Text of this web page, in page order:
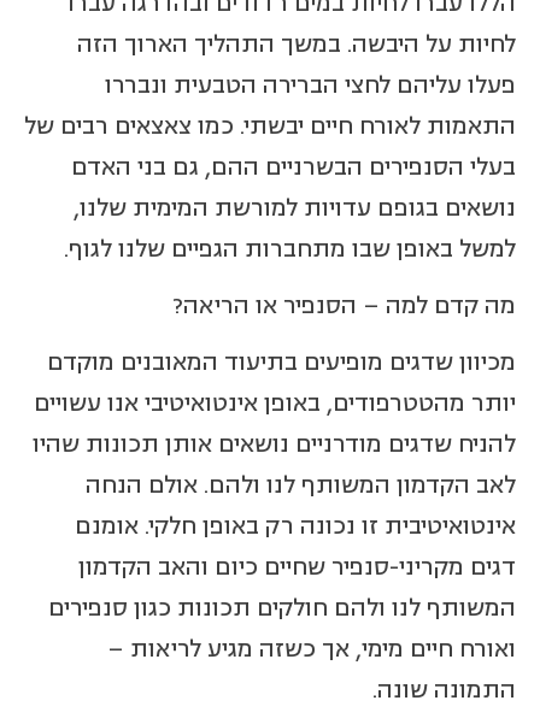
לחיות על היבשה. במשך התהליך הארוך הזה
פעלו עליהם לחצי הברירה הטבעית ונבררו
התאמות לאורח חיים יבשתי. כמו צאצאים רבים של
בעלי הסנפירים הבשרניים ההם, גם בני האדם
נושאים בגופם עדויות למורשת המימית שלנו,
למשל באופן שבו מתחברות הגפיים שלנו לגוף.
מה קדם למה – הסנפיר או הריאה?
מכיוון שדגים מופיעים בתיעוד המאובנים מוקדם
יותר מהטטרפודים, באופן אינטואיטיבי אנו עשויים
להניח שדגים מודרניים נושאים אותן תכונות שהיו
לאב הקדמון המשותף לנו ולהם. אולם הנחה
אינטואיטיבית זו נכונה רק באופן חלקי. אומנם
דגים מקריני-סנפיר שחיים כיום והאב הקדמון
המשותף לנו ולהם חולקים תכונות כגון סנפירים
ואורח חיים מימי, אך כשזה מגיע לריאות –
התמונה שונה.